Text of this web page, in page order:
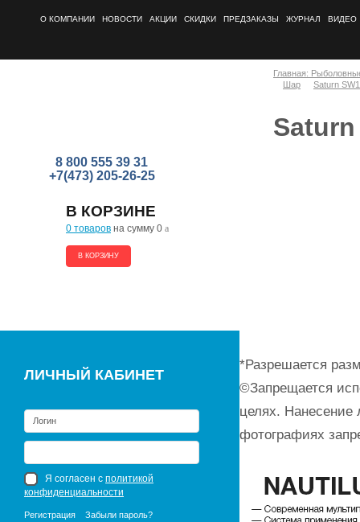
О КОМПАНИИ НОВОСТИ АКЦИИ СКИДКИ ПРЕДЗАКАЗЫ ЖУРНАЛ ВИДЕО
8 800 555 39 31
+7(473) 205-26-25
В КОРЗИНЕ
0 товаров на сумму 0 a
В КОРЗИНУ
ЛИЧНЫЙ КАБИНЕТ
Я согласен с политикой
конфиденциальности
Регистрация Забыли пароль?
Главная:
Шар
Saturn
Saturn
*Разрешается
©Запрещается
целях. Нанесение
фотографиях